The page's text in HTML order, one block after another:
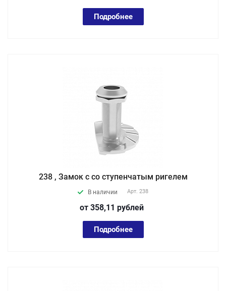
Подробнее
238 , Замок с со ступенчатым ригелем
В наличии Арт. 238
от 358,11 рублей
Подробнее